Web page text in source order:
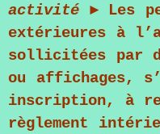
activité ►Les
extérieures à
sollicitées par
ou affichages,
inscription, à
règlement